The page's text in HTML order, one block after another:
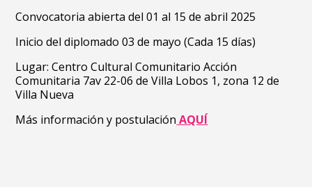
Convocatoria abierta del 01 al 15 de abril 2025
Inicio del diplomado 03 de mayo (Cada 15 días)
Lugar: Centro Cultural Comunitario Acción
Comunitaria 7av 22-06 de Villa Lobos 1, zona 12 de
Villa Nueva
Más información y postulación AQUÍ